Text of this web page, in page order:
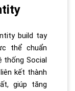
build tay
thể chuẩn
thống Social
kết thành
giúp tăng